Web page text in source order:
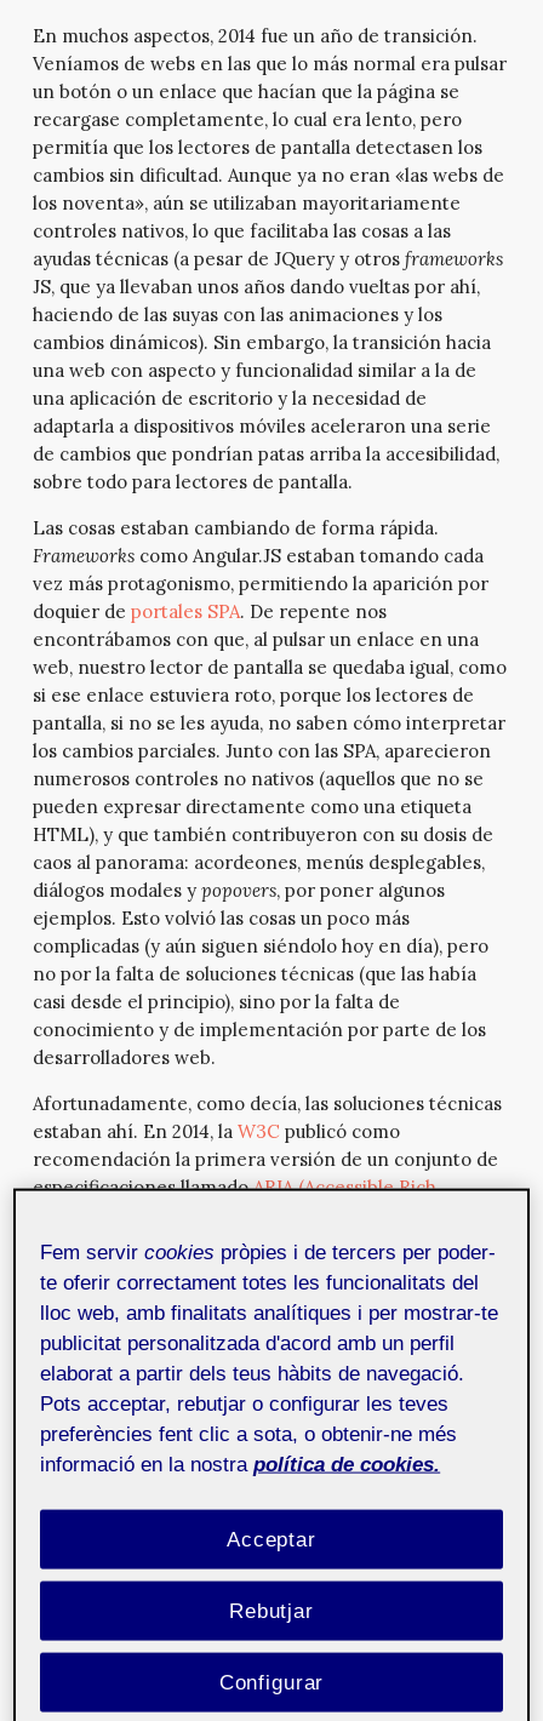
En muchos aspectos, 2014 fue un año de transición.
Veníamos de webs en las que lo más normal era pulsar
un botón o un enlace que hacían que la página se
recargase completamente, lo cual era lento, pero
permitía que los lectores de pantalla detectasen los
cambios sin dificultad. Aunque ya no eran «las webs de
los noventa», aún se utilizaban mayoritariamente
controles nativos, lo que facilitaba las cosas a las
ayudas técnicas (a pesar de JQuery y otros frameworks
JS, que ya llevaban unos años dando vueltas por ahí,
haciendo de las suyas con las animaciones y los
cambios dinámicos). Sin embargo, la transición hacia
una web con aspecto y funcionalidad similar a la de
una aplicación de escritorio y la necesidad de
adaptarla a dispositivos móviles aceleraron una serie
de cambios que pondrían patas arriba la accesibilidad,
sobre todo para lectores de pantalla.
Las cosas estaban cambiando de forma rápida.
Frameworkscomo Angular.JS estaban tomando cada
vez más protagonismo, permitiendo la aparición por
doquier de portales SPA. De repente nos
encontrábamos con que, al pulsar un enlace en una
web, nuestro lector de pantalla se quedaba igual, como
si ese enlace estuviera roto, porque los lectores de
pantalla, si no se les ayuda, no saben cómo interpretar
los cambios parciales. Junto con las SPA, aparecieron
numerosos controles no nativos (aquellos que no se
pueden expresar directamente como una etiqueta
HTML), y que también contribuyeron con su dosis de
caos al panorama: acordeones, menús desplegables,
diálogos modales y popovers, por poner algunos
ejemplos. Esto volvió las cosas un poco más
complicadas (y aún siguen siéndolo hoy en día), pero
no por la falta de soluciones técnicas (que las había
casi desde el principio), sino por la falta de
conocimiento y de implementación por parte de los
desarrolladores web.
Afortunadamente, como decía, las soluciones técnicas
estaban ahí. En 2014, la W3C publicó como
recomendación la primera versión de un conjunto de
especificaciones llamadoARIA (Accessible Rich
aplicaciones web, dotándolas de la información
necesaria para que las tecnologías de asistencia
entendiesen profundamente el funcionamiento de
cada uno de sus elementos, y a responder
adecuadamente a sus cambios de estado. De hecho,
durante estos diez años, ARIA también ha ido
evolucionando a la par que la tecnología, siendo
versión 1.2 la última recomendación publicada por la
W3Cen 2023, y en 2024, la versión 1.3 como borrador
A lo largo de los años, el estándar HTML también ha
ido evolucionando, proporcionando a los
webs más accesibles y semánticas. Se han añadido
etiquetas para definir la estructura de una web (lo que
hace que las ayudas técnicas puedan percibirla sin
dificultad), y se han introducido nuevas etiquetas para
Fem servircookies pròpies i de tercers per poder-
te oferir correctament totes les funcionalitats del
lloc web, amb finalitats analítiques i per mostrar-te
publicitat personalitzada d'acord amb un perfil
elaborat a partir dels teus hàbits de navegació.
Pots acceptar, rebutjar o configurar les teves
preferències fent clic a sota, o obtenir-ne més
informació en la nostra política de cookies.
Rebutjar
Acceptar
Configurar